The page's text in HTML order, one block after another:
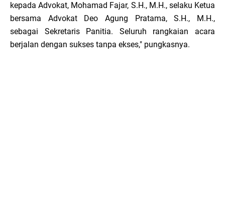
kepada Advokat, Mohamad Fajar, S.H., M.H., selaku Ketua
bersama Advokat Deo Agung Pratama, S.H., Μ.Η.,
sebagai Sekretaris Panitia. Seluruh rangkaian acara
berjalan dengan sukses tanpa ekses," pungkasnya.